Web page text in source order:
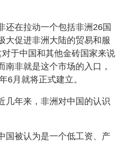
在拉动一个包括非洲26国
大促进非洲大陆的贸易和服
于中国和其他金砖国家来说
南非就是这个市场的入口，
6月就将正式建立。
年来，非洲对中国的认识
被认为是一个低工资、产